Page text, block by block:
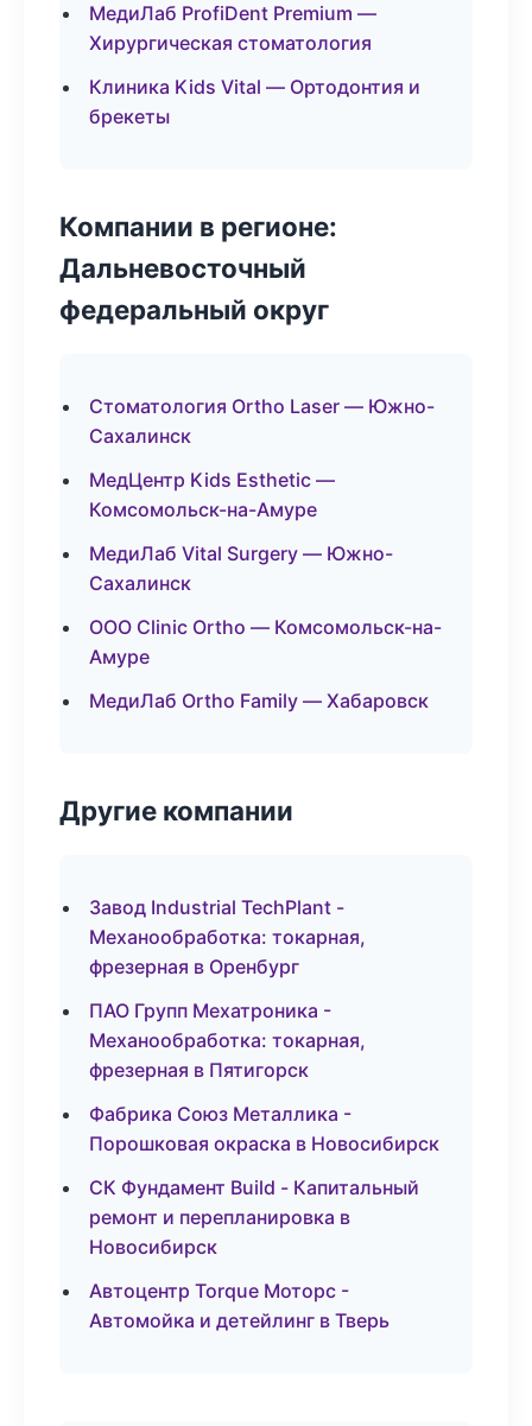
МедиЛаб ProfiDent Premium —
Хирургическая стоматология
Клиника Kids Vital — Ортодонтия и
брекеты
Компании в регионе:
Дальневосточный
федеральный округ
Стоматология Ortho Laser — Южно-
Сахалинск
МедЦентр Kids Esthetic —
Комсомольск-на-Амуре
МедиЛаб Vital Surgery — Южно-
Сахалинск
ООО Clinic Ortho — Комсомольск-на-
Амуре
МедиЛаб Ortho Family — Хабаровск
Другие компании
Завод Industrial TechPlant -
Механообработка: токарная,
фрезерная в Оренбург
ПАО Групп Мехатроника -
Механообработка: токарная,
фрезерная в Пятигорск
Фабрика Союз Металлика -
Порошковая окраска в Новосибирск
СК Фундамент Build - Капитальный
ремонт и перепланировка в
Новосибирск
Автоцентр Torque Моторс -
Автомойка и детейлинг в Тверь